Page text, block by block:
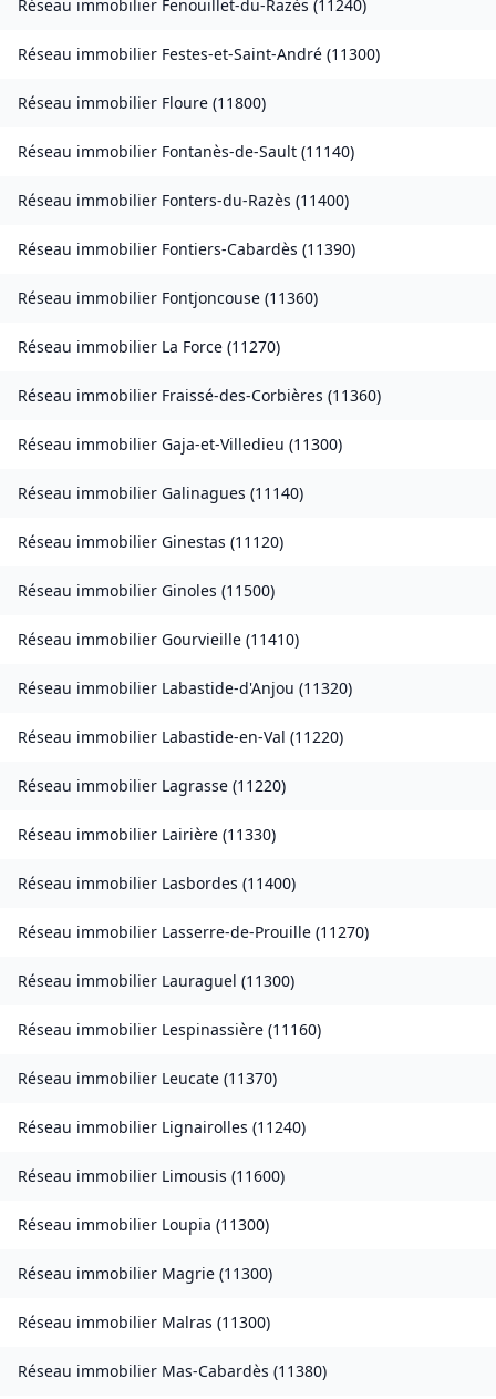
Réseau immobilier Fenouillet-du-Razès (11240)
Réseau immobilier Festes-et-Saint-André (11300)
Réseau immobilier Floure (11800)
Réseau immobilier Fontanès-de-Sault (11140)
Réseau immobilier Fonters-du-Razès (11400)
Réseau immobilier Fontiers-Cabardès (11390)
Réseau immobilier Fontjoncouse (11360)
Réseau immobilier La Force (11270)
Réseau immobilier Fraissé-des-Corbières (11360)
Réseau immobilier Gaja-et-Villedieu (11300)
Réseau immobilier Galinagues (11140)
Réseau immobilier Ginestas (11120)
Réseau immobilier Ginoles (11500)
Réseau immobilier Gourvieille (11410)
Réseau immobilier Labastide-d'Anjou (11320)
Réseau immobilier Labastide-en-Val (11220)
Réseau immobilier Lagrasse (11220)
Réseau immobilier Lairière (11330)
Réseau immobilier Lasbordes (11400)
Réseau immobilier Lasserre-de-Prouille (11270)
Réseau immobilier Lauraguel (11300)
Réseau immobilier Lespinassière (11160)
Réseau immobilier Leucate (11370)
Réseau immobilier Lignairolles (11240)
Réseau immobilier Limousis (11600)
Réseau immobilier Loupia (11300)
Réseau immobilier Magrie (11300)
Réseau immobilier Malras (11300)
Réseau immobilier Mas-Cabardès (11380)